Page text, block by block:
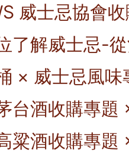
威士忌協會
了解威士忌-
× 威士忌風味
台酒收購專題
粱酒收購專題